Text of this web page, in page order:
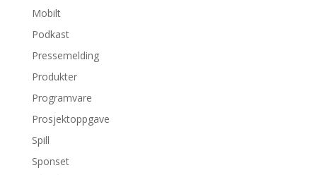
Mobilt
Podkast
Pressemelding
Produkter
Programvare
Prosjektoppgave
Spill
Sponset